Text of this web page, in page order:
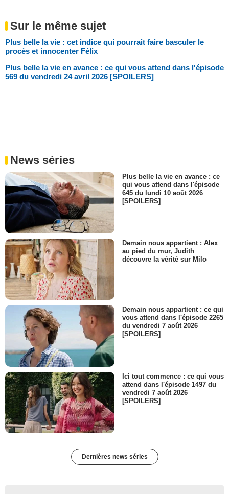
Sur le même sujet
Plus belle la vie : cet indice qui pourrait faire basculer le
procès et innocenter Félix
Plus belle la vie en avance : ce qui vous attend dans l'épisode
569 du vendredi 24 avril 2026 [SPOILERS]
News séries
Plus belle la vie en avance : ce
qui vous attend dans l'épisode
645 du lundi 10 août 2026
[SPOILERS]
Demain nous appartient : Alex
au pied du mur, Judith
découvre la vérité sur Milo
Demain nous appartient : ce qui
vous attend dans l'épisode 2265
du vendredi 7 août 2026
[SPOILERS]
Ici tout commence : ce qui vous
attend dans l'épisode 1497 du
vendredi 7 août 2026
[SPOILERS]
Dernières news séries